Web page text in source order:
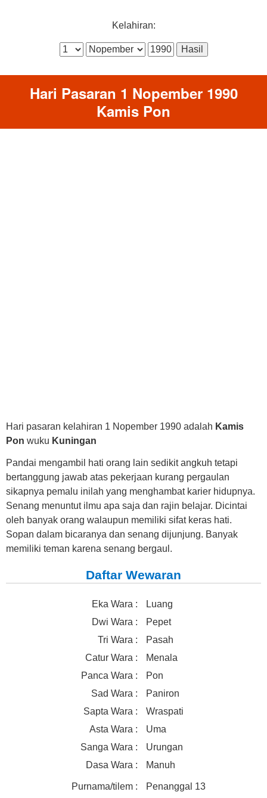
Kelahiran:
Hari Pasaran 1 Nopember 1990
Kamis Pon
Hari pasaran kelahiran 1 Nopember 1990 adalah Kamis
Pon wuku Kuningan
Pandai mengambil hati orang lain sedikit angkuh tetapi
bertanggung jawab atas pekerjaan kurang pergaulan
sikapnya pemalu inilah yang menghambat karier hidupnya.
Senang menuntut ilmu apa saja dan rajin belajar. Dicintai
oleh banyak orang walaupun memiliki sifat keras hati.
Sopan dalam bicaranya dan senang dijunjung. Banyak
memiliki teman karena senang bergaul.
Daftar Wewaran
Eka Wara :
Luang
Dwi Wara :
Pepet
Tri Wara :
Pasah
Catur Wara :
Menala
Panca Wara :
Pon
Sad Wara :
Paniron
Sapta Wara :
Wraspati
Asta Wara :
Uma
Sanga Wara :
Urungan
Dasa Wara :
Manuh
Purnama/tilem :
Penanggal 13